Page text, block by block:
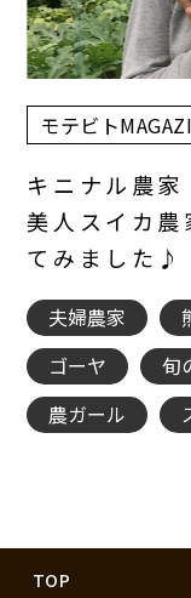
モテビト
キニナル農家
美人スイカ農
てみました♪
夫婦農家
ゴーヤ
旬
農ガール
TOP